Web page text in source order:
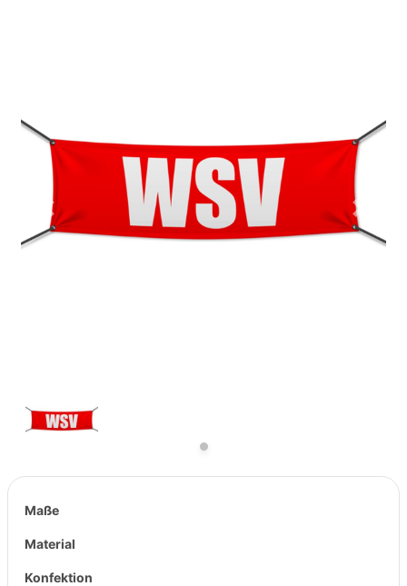
Previous Next
Maße
Material
Konfektion